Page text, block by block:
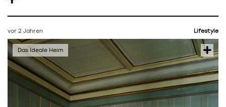
vor 2 Jahren Lifestyle